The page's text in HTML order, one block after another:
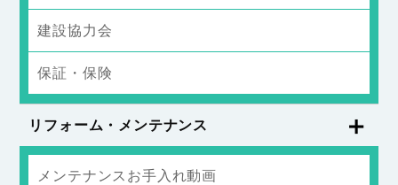
建設協力会
保証・保険
リフォーム・メンテナンス
メンテナンスお手入れ動画